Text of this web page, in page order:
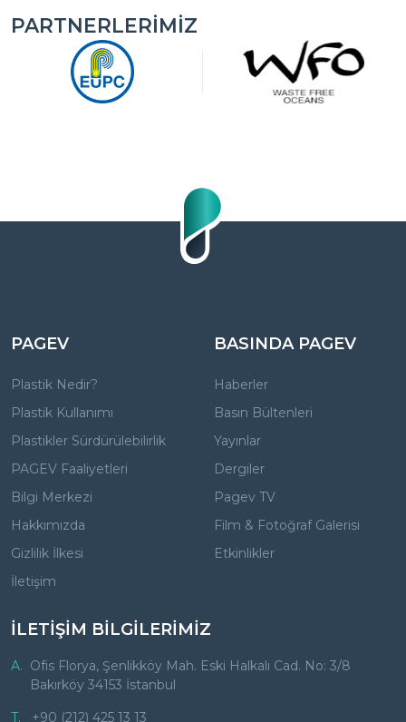
PARTNERLERIMIZ
PAGEV
Plastik Nedir?
Plastik Kullanımı
Plastikler Sürdürülebilirlik
PAGEV Faaliyetleri
Bilgi Merkezi
Hakkımızda
Gizlilik İlkesi
İletişim
BASINDA PAGEV
Haberler
Basın Bültenleri
Yayınlar
Dergiler
Pagev TV
Film & Fotoğraf Galerisi
Etkinlikler
İLETİŞİM BİLGİLERİMİZ
A. Ofis Florya, Şenlikköy Mah. Eski Halkalı Cad. No: 3/8
Bakırköy 34153 İstanbul
T.
+90 (212) 425 13 13